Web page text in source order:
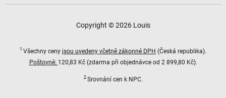
Copyright © 2026 Louis
1 Všechny ceny jsou uvedeny včetně zákonné DPH (Česká republika).
Poštovné: 120,83 Kč (zdarma při objednávce od 2 899,80 Kč).
2 Srovnání cen k NPC.